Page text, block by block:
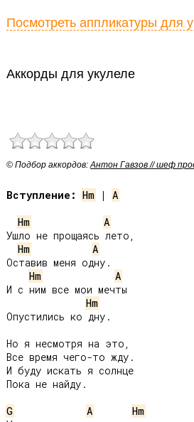
Аккорды для укулеле
© Подбор аккордов:Антон Гавзов // шеф
Вступление: Hm | A
Hm
A
Ушло не прощаясь лето,
Hm
A
Оставив меня одну.
Hm
A
И с ним все мои мечты
Hm
Опустились ко дну.
Но я несмотря на это,
Все время чего-то жду.
И буду искать я солнце
Пока не найду.
G
A
Hm
Посмотреть аппликатуры для